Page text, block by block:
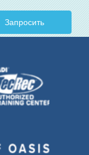
Запросить